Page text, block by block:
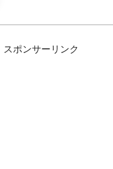
スポンサーリンク